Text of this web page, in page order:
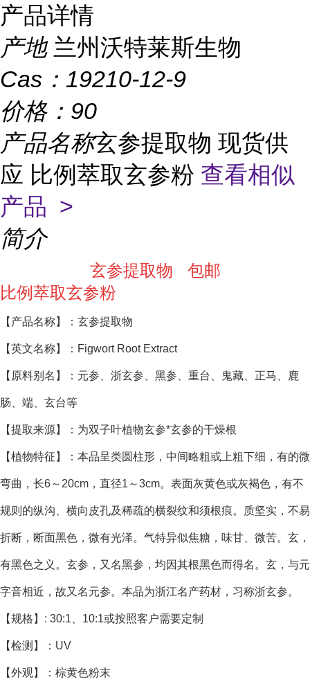
产品详情
产地 兰州沃特莱斯生物
Cas： 19210-12-9
价格： 90
产品名称玄参提取物 现货供
应 比例萃取玄参粉 查看相似
产品 >
简介
玄参提取物 包邮
比例萃取玄参粉
【产品名称】：玄参提取物
【英文名称】：Figwort Root Extract
【原料别名】：元参、浙玄参、黑参、重台、鬼藏、正马、鹿
肠、端、玄台等
【提取来源】：为双子叶植物玄参*玄参的干燥根
【植物特征】：本品呈类圆柱形，中间略粗或上粗下细，有的微
弯曲，长6～20cm，直径1～3cm。表面灰黄色或灰褐色，有不
规则的纵沟、横向皮孔及稀疏的横裂纹和须根痕。质坚实，不易
折断，断面黑色，微有光泽。气特异似焦糖，味甘、微苦。玄，
有黑色之义。玄参，又名黑参，均因其根黑色而得名。玄，与元
字音相近，故又名元参。本品为浙江名产药材，习称浙玄参。
【规格】: 30:1、10:1或按照客户需要定制
【检测】：UV
【外观】：棕黄色粉末